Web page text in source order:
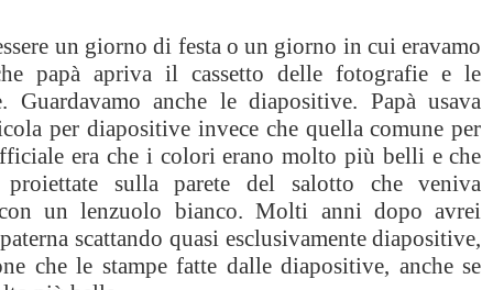
un giorno di festa o un giorno in cui eravamo
papà apriva il cassetto delle fotografie e le
Guardavamo anche le diapositive. Papà usava
per diapositive invece che quella comune per
era che i colori erano molto più belli e che
sulla parete del salotto che veniva
con un lenzuolo bianco. Molti anni dopo avrei
scattando quasi esclusivamente diapositive,
che le stampe fatte dalle diapositive, anche se